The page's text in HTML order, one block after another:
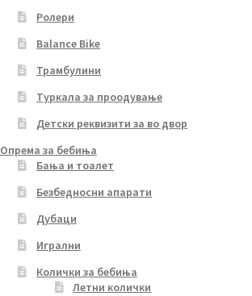
Ролери
Balance Bike
Трамбулини
Туркала за проодување
Детски реквизити за во двор
Опрема за бебиња
Бања и тоалет
Безбедносни апарати
Дубаци
Игрални
Колички за бебиња
Летни колички